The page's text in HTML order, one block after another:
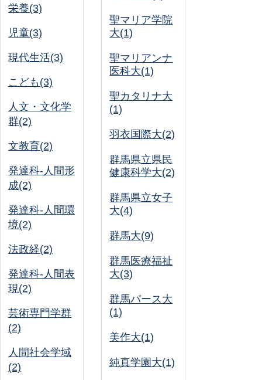
栄養(3)
児童(3)
現代生活(3)
こども(3)
人文・文化学
群(2)
文教育(2)
発達科-人間形
成(2)
発達科-人間環
境(2)
法政経(2)
発達科-人間表
現(2)
芸術専門学群
(2)
人間社会学域
(2)
聖マリア学院
大(1)
聖マリアンナ
医科大(1)
聖カタリナ大
(1)
羽衣国際大(2)
群馬県立県民
健康科学大(2)
群馬県立女子
大(4)
群馬大(9)
群馬医療福祉
大(3)
群馬パース大
(1)
美作大(1)
純真学園大(1)